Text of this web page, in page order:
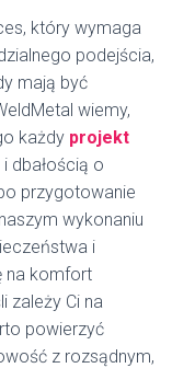
który wymaga
podejścia,
mają być
wiemy,
każdy projekt
dbałością o
przygotowanie
wykonaniu
i
na komfort
zależy Ci na
powierzyć
z rozsądnym,